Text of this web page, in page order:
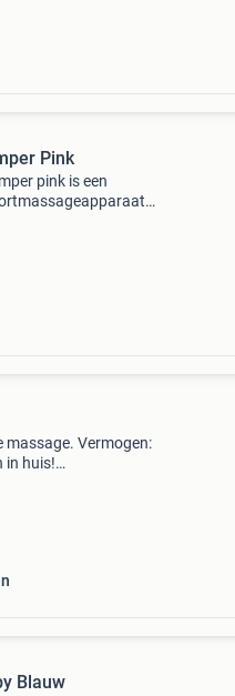
Gun Pamper Pink
pink is een
massage. Vermogen:
in huis!
Gun Baby Blauw